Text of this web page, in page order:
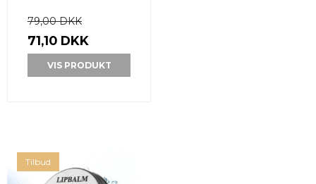
79,00 DKK
71,10 DKK
VIS PRODUKT
Tilbud